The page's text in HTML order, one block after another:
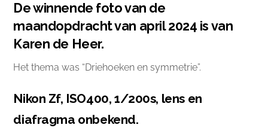
De winnende foto van de
maandopdracht van april 2024 is van
Karen de Heer.
Het thema was “Driehoeken en symmetrie”.
Nikon Zf, ISO400, 1/200s, lens en
diafragma onbekend.